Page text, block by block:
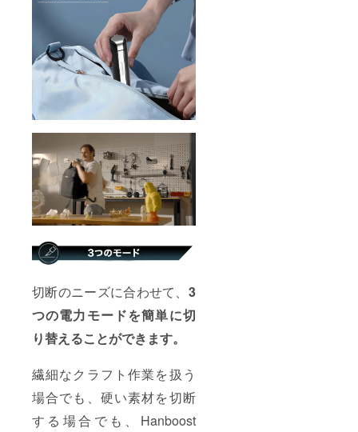
切断のニーズに合わせて、 3
つの電力モードを簡単に切
り替えることができます。
繊細なクラフト作業を扱う
場合でも、硬い素材を切断
する場合でも、Hanboost